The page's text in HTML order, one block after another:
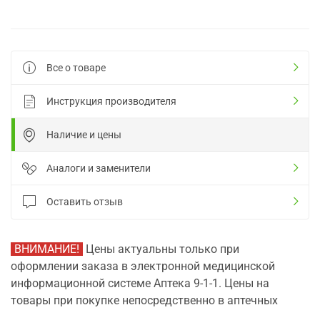
Все о товаре
Инструкция производителя
Наличие и цены
Аналоги и заменители
Оставить отзыв
ВНИМАНИЕ! Цены актуальны только при
оформлении заказа в электронной медицинской
информационной системе Аптека 9-1-1. Цены на
товары при покупке непосредственно в аптечных